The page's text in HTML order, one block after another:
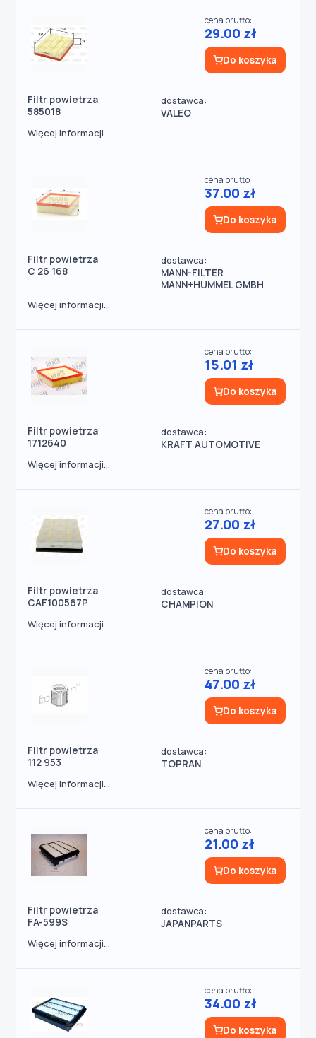
Filtr powietrza
585018
dostawca:
VALEO
cena brutto:
29.00 zł
Do koszyka
Więcej informacji...
Filtr powietrza
C 26 168
dostawca:
MANN-FILTER
MANN+HUMMEL GMBH
cena brutto:
37.00 zł
Do koszyka
Więcej informacji...
Filtr powietrza
1712640
dostawca:
KRAFT AUTOMOTIVE
cena brutto:
15.01 zł
Do koszyka
Więcej informacji...
Filtr powietrza
CAF100567P
dostawca:
CHAMPION
cena brutto:
27.00 zł
Do koszyka
Więcej informacji...
Filtr powietrza
112 953
dostawca:
TOPRAN
cena brutto:
47.00 zł
Do koszyka
Więcej informacji...
Filtr powietrza
FA-599S
dostawca:
JAPANPARTS
cena brutto:
21.00 zł
Do koszyka
Więcej informacji...
cena brutto:
34.00 zł
Do koszyka